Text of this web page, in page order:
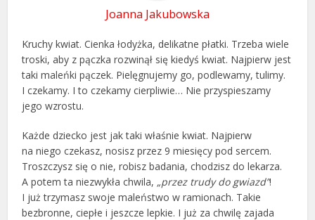
Joanna Jakubowska
Kruchy kwiat. Cienka łodyżka, delikatne płatki. Trzeba wiele
troski, aby z pączka rozwinął się kiedyś kwiat. Najpierw jest
taki maleńki pączek. Pielęgnujemy go, podlewamy, tulimy.
I czekamy. I to czekamy cierpliwie… Nie przyspieszamy
jego wzrostu.
Każde dziecko jest jak taki właśnie kwiat. Najpierw
na niego czekasz, nosisz przez 9 miesięcy pod sercem.
Troszczysz się o nie, robisz badania, chodzisz do lekarza.
A potem ta niezwykła chwila, „przez trudy do gwiazd”!
I już trzymasz swoje maleństwo w ramionach. Takie
bezbronne, ciepłe i jeszcze lepkie. I już za chwilę zajada